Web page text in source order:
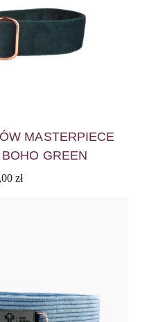
MASTERPIECE
GREEN
zł